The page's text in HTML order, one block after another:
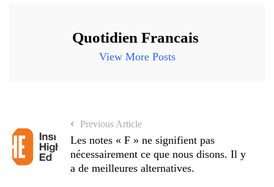
Quotidien Francais
View More Posts
Previous Article
Les notes « F » ne signifient pas
nécessairement ce que nous disons. Il y
a de meilleures alternatives.